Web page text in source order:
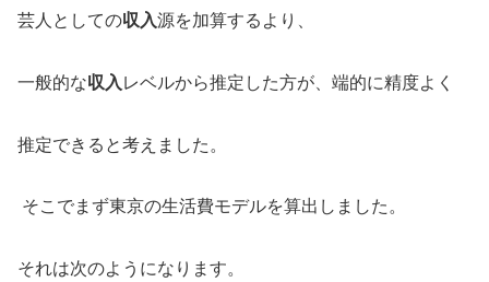
芸人としての収入源を加算するより、
一般的な収入 レベルから推定した方が、端的に精度よく
推定できると考えました。
そこでまず東京の生活費モデルを算出しました。
それは次のようになります。